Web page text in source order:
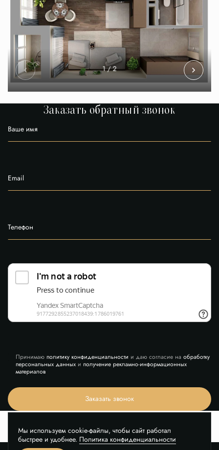
1 / 2
Заказать обратный звонок
Ваше имя
Email
Телефон
Принимаю политику конфиденциальности и даю согласие на обработку
персональных данныхи получение рекламно-информационных
материалов
Заказать звонок
Мы используем cookie-файлы, чтобы сайт работал
быстрее и удобнее. Политика конфиденциальности